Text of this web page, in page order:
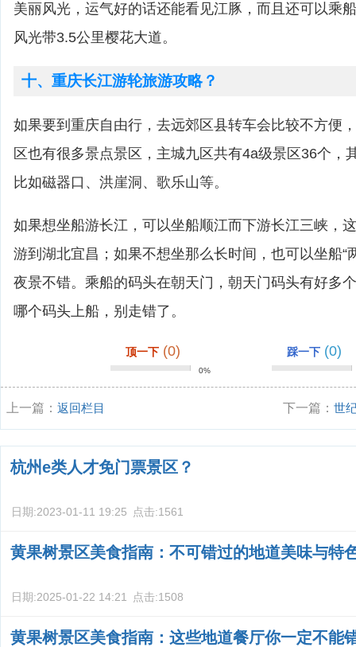
美丽风光，运气好的话还能看见江豚，而且还可以乘
风光带3.5公里樱花大道。
十、重庆长江游轮旅游攻略？
如果要到重庆自由行，去远郊区县转车会比较不方便
区也有很多景点景区，主城九区共有4a级景区36个，
比如磁器口、洪崖洞、歌乐山等。
如果想坐船游长江，可以坐船顺江而下游长江三峡，
游到湖北宜昌；如果不想坐那么长时间，也可以坐船“
夜景不错。乘船的码头在朝天门，朝天门码头有好多
哪个码头上船，别走错了。
顶一下 (0)
0%
踩一下 (0)
上一篇： 返回栏目 下一篇：世
杭州e类人才免门票景区？
日期:2023-01-11 19:25 点击:1561
黄果树景区美食指南：不可错过的地道美味与特
日期:2025-01-22 14:21 点击:1508
黄果树景区美食指南：这些地道餐厅你一定不能